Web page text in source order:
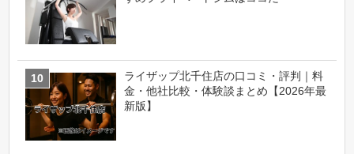
ライザップ北千住店の口コミ・評判｜料
金・他社比較・体験談まとめ【2026年最
新版】